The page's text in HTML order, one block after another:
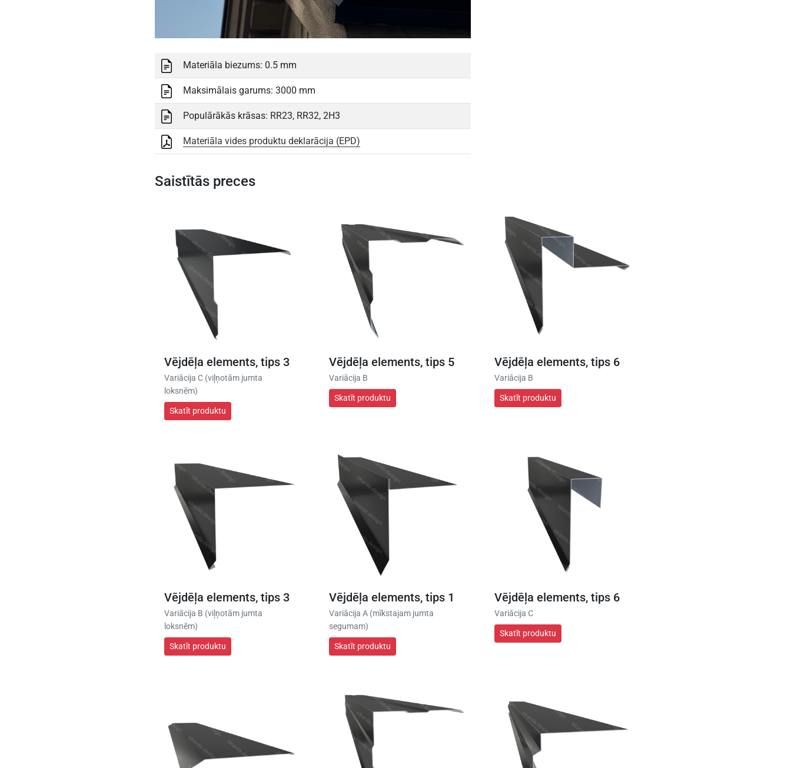
Materiāla biezums: 0.5 mm
Maksimālais garums: 3000 mm
Populārākās krāsas: RR23, RR32, 2H3
Materiāla vides produktu deklarācija (EPD)
Saistītās preces
Vējdēļa elements, tips 3
Variācija C (viļņotām jumta
loksnēm)
Skatīt produktu
Vējdēļa elements, tips 5
Variācija B
Skatīt produktu
Vējdēļa elements, tips 6
Variācija B
Skatīt produktu
Vējdēļa elements, tips 3
Variācija B (viļņotām jumta
loksnēm)
Skatīt produktu
Vējdēļa elements, tips 1
Variācija A (mīkstajam jumta
segumam)
Skatīt produktu
Vējdēļa elements, tips 6
Variācija C
Skatīt produktu